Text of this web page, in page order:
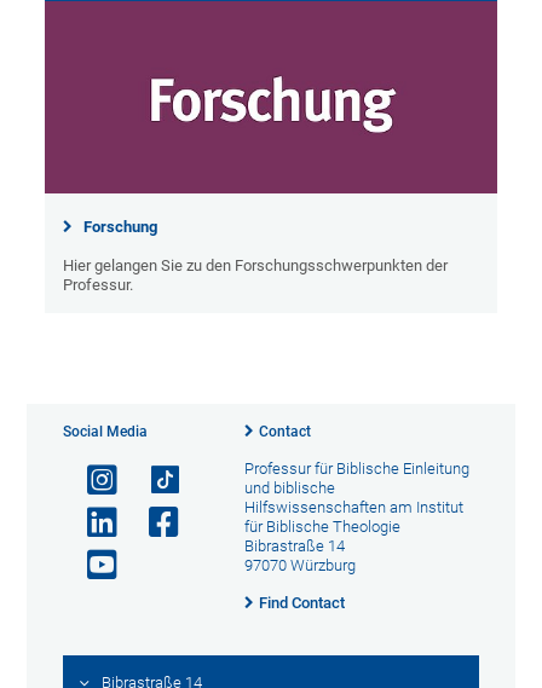
Forschung
Hier gelangen Sie zu den Forschungsschwerpunkten der
Professur.
Social Media Contact
Professur für Biblische Einleitung
und biblische
Hilfswissenschaften am Institut
für Biblische Theologie
Bibrastraße 14
97070 Würzburg
Find Contact
Bibrastraße 14